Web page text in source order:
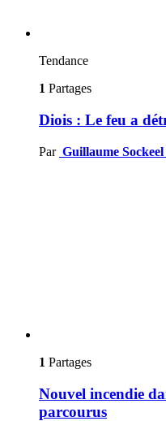
Tendance
1 Partages
Diois : Le feu a
Par Guillaume Sockeel
1 Partages
Nouvel incendie
parcourus